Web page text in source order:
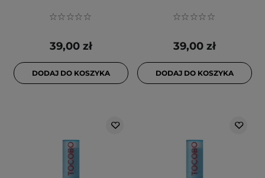
39,00 zł
DODAJ DO KOSZYKA
39,00 zł
DODAJ DO KOSZYKA